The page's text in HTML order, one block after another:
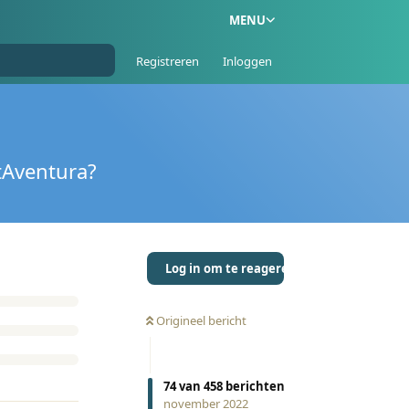
MENU
Registreren Inloggen
Log in om te reageren
Origineel bericht
74van 458 berichten
november 2022